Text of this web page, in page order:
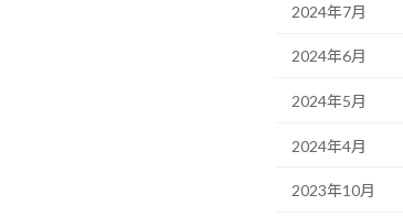
2024年7月
2024年6月
2024年5月
2024年4月
2023年10月